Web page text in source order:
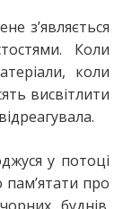
з’являється
Коли
коли
висвітлити
у потоці
про